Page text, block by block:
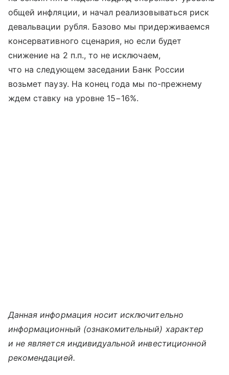
общей инфляции, и начал реализовываться риск
девальвации рубля. Базово мы придерживаемся
консервативного сценария, но если будет
снижение на 2 п.п., то не исключаем,
что на следующем заседании Банк России
возьмет паузу. На конец года мы по-прежнему
ждем ставку на уровне 15−16%.
Данная информация носит исключительно
информационный (ознакомительный) характер
и не является индивидуальной инвестиционной
рекомендацией.